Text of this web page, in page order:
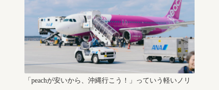
「peachが安いから、沖縄行こう！」っていう軽いノリ